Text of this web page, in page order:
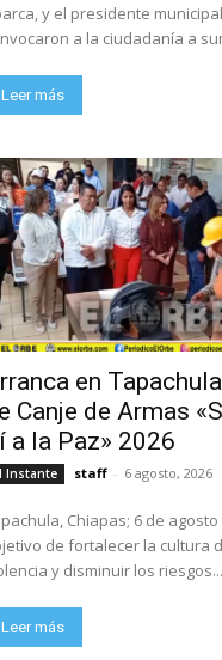
y el presidente
a la ciudadanía a
Leer más
en
Canje de Armas
a la Paz» 2026
Instante staff - 6 agosto, 2026
Chiapas; 6 de agosto
de fortalecer la cultura
y disminuir los riesgos...
Leer más